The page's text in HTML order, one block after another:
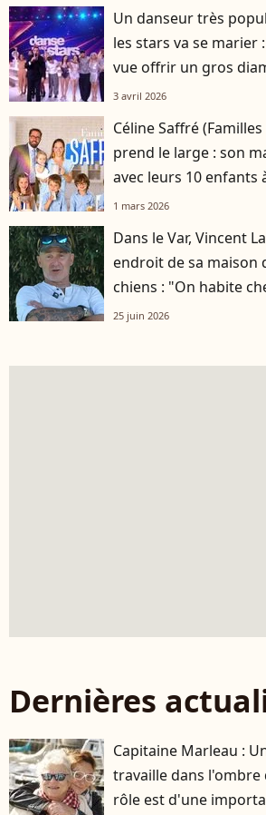
Un danseur très
les stars va se marier
vue offrir un gros
3 avril 2026
Céline Saffré
prend le large : son
avec leurs 10 enfants
1 mars 2026
Dans le Var, Vincent
endroit de sa maison
chiens : "On habite
25 juin 2026
Dernières
Capitaine Marleau :
travaille dans l'ombre
rôle est d'une